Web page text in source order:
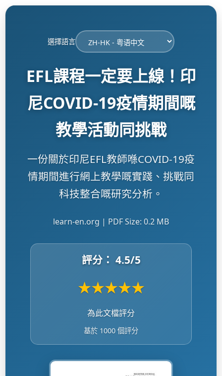
選擇語言
EFL課程一定要上線！印
尼COVID-19疫情期間嘅
教學活動同挑戰
一份關於印尼EFL教師喺COVID-19疫
情期間進行網上教學嘅實踐、挑戰同
科技整合嘅研究分析。
learn-en.org | PDF Size: 0.2 MB
評分： 4.5/5
★★★★★
為此文檔評分
基於 1000 個評分